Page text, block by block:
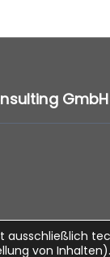
GmbH
ausschließlich
von Inhalten).